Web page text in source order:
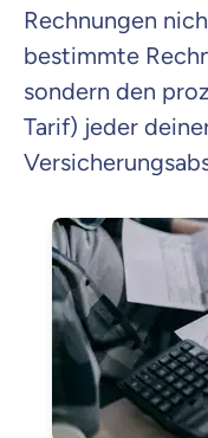
Rechnungen
bestimmte
sondern den
Tarif) jeder